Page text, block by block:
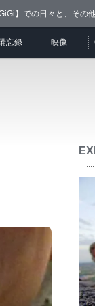
】での日々と、その
忘録 映像